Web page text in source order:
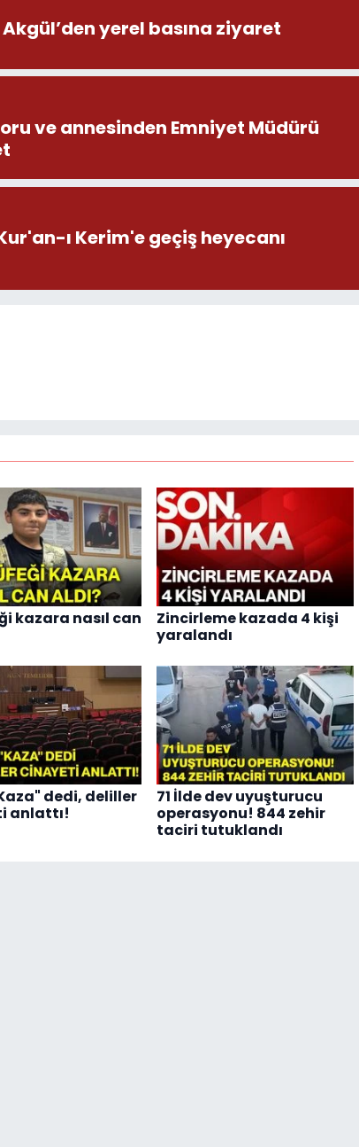
yerel basına ziyaret
ve annesinden Emniyet Müdürü
ı Kerim'e geçiş heyecanı
kazara nasıl can
Zincirleme kazada 4 kişi
yaralandı
dedi, deliller
anlattı!
71 İlde dev uyuşturucu
operasyonu! 844 zehir
taciri tutuklandı